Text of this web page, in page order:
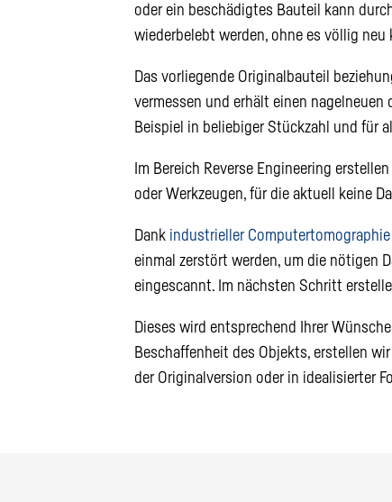
oder ein beschädigtes Bauteil kann
wiederbelebt werden, ohne es völlig neu
Das vorliegende Originalbauteil
vermessen und erhält einen
Beispiel in beliebiger Stückzahl und für
Im Bereich Reverse Engineering
oder Werkzeugen, für die aktuell keine
Dank industrieller Computertomographie
einmal zerstört werden, um die nötigen
eingescannt. Im nächsten Schritt
Dieses wird entsprechend Ihrer
Beschaffenheit des Objekts, erstellen
der Originalversion oder in idealisierter